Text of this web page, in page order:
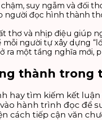
suy ngẫm và đối
người đọc hình thành
thơ và nhịp điệu giúp
người tự xây dựng
ra một tầng nghĩa
thành trong
hay tìm kiếm kết
hành trình đọc để
tiếp cận văn